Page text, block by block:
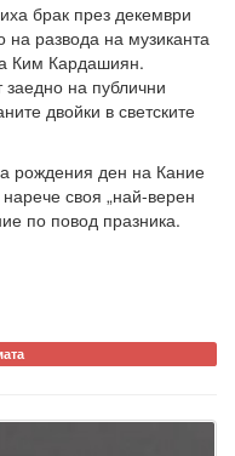
брак през декември
развода на музиканта
Ким Кардашиян.
заедно на публични
двойки в светските
рождения ден на Кание
своя „най-верен
по повод празника.